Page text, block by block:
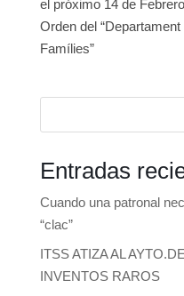
el próximo 14 de
Orden del
Famílies”
Entradas
Cuando una patronal
“clac”
ITSS ATIZA AL
INVENTOS RAROS
📍 Info: Horarios y